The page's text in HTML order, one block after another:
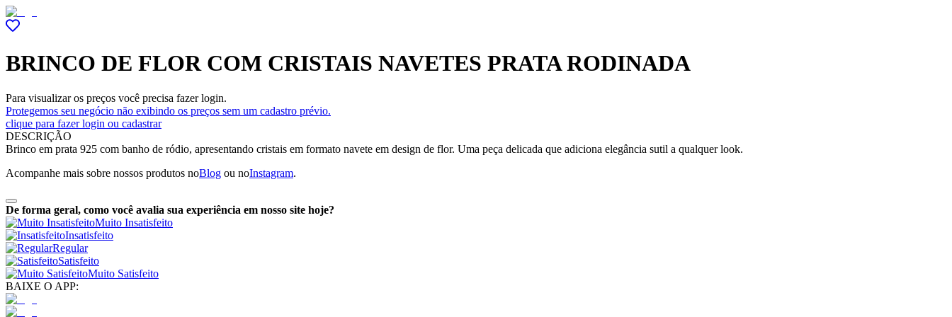
BRINCO DE FLOR COM CRISTAIS NAVETES PRATA RODINADA
Para visualizar os preços você precisa fazer login.
Protegemos seu negócio não exibindo os preços sem um cadastro prévio.
clique para fazer login ou cadastrar
DESCRIÇÃO
Brinco em prata 925 com banho de ródio, apresentando cristais em formato navete em design de flor. Uma peça delicada que adiciona elegância sutil a qualquer look.
Acompanhe mais sobre nossos produtos noBlog ou noInstagram.
De forma geral, como você avalia sua experiência em nosso site hoje?
Muito Insatisfeito
Insatisfeito
Regular
Satisfeito
Muito Satisfeito
BAIXE O APP: